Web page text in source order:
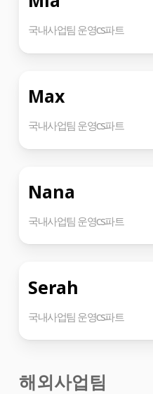
국내사업팀 운영cs파트
Max
국내사업팀 운영cs파트
Nana
국내사업팀 운영cs파트
Serah
국내사업팀 운영cs파트
해외사업팀